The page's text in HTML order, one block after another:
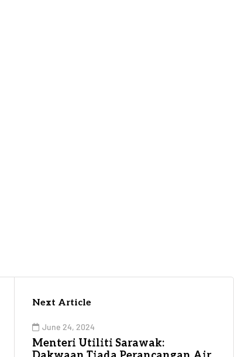
Next Article
June 24, 2024
Menteri Utiliti Sarawak: